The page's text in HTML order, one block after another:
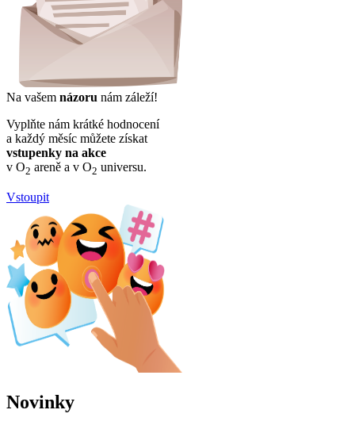
Na vašem názoru nám záleží!
Vyplňte nám krátké hodnocení
a každý měsíc můžete získat
vstupenky na akce
v O2 areně a v O2 universu.
Vstoupit
Novinky